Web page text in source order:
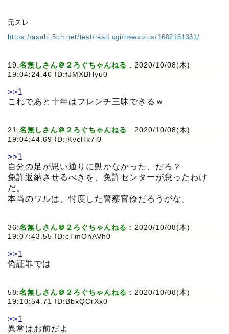
元スレ
https://asahi.5ch.net/test/read.cgi/newsplus/1602151331/
19:名無しさん＠２ろぐちゃんねる : 2020/10/08(木)
19:04:24.40 ID:fJMXBHyu0
>>1
これであと十年はフレンチ三昧できるｗ
21:名無しさん＠２ろぐちゃんねる : 2020/10/08(木)
19:04:44.69 ID:jKvcHk7l0
>>1
自分の足が思い通りに動かなかった、だろ？
免許返納させるべきを、免許センターが怠ったわけ
だ。
本当のワルは、忖度した警察官僚だろうがな。
36:名無しさん＠２ろぐちゃんねる : 2020/10/08(木)
19:07:43.55 ID:cTmOhAVh0
>>1
偽証罪では
58:名無しさん＠２ろぐちゃんねる : 2020/10/08(木)
19:10:54.71 ID:BbxQCrXx0
>>1
異常はお前だよ